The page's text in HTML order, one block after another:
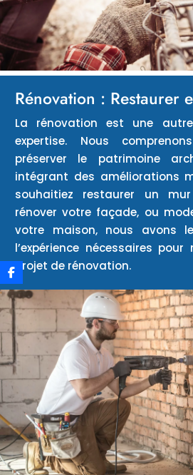
Rénovation : Restaurer
La rénovation est une
expertise. Nous
préserver le patrimoine
intégrant des améliorations
souhaitiez restaurer un
rénover votre façade, ou
votre maison, nous avons
l’expérience nécessaires
projet de rénovation.